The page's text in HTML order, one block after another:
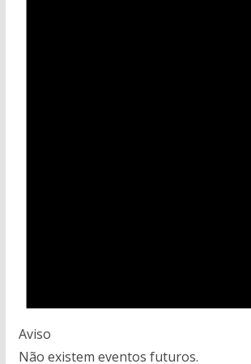
Aviso
Não existem eventos futuros.